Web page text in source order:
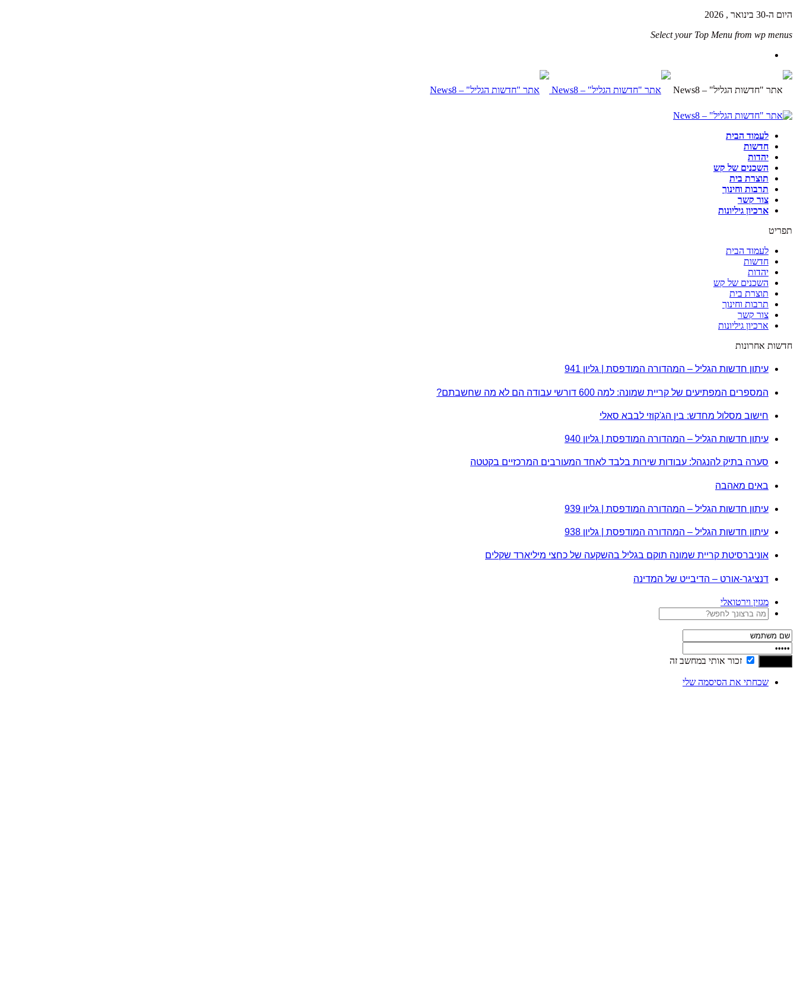
היום ה-30 בינואר , 2026
Select your Top Menu from wp menus
לעמוד הבית
חדשות
יהדות
השכנים של קש
תוצרת בית
תרבות וחינוך
צור קשר
ארכיון גיליונות
תפריט
לעמוד הבית
חדשות
יהדות
השכנים של קש
תוצרת בית
תרבות וחינוך
צור קשר
ארכיון גיליונות
חדשות אחרונות
עיתון חדשות הגליל – המהדורה המודפסת | גליון 941
המספרים המפתיעים של קריית שמונה: למה 600 דורשי עבודה הם לא מה שחשבתם?
חישוב מסלול מחדש: בין הג'קוזי לבבא סאלי
עיתון חדשות הגליל – המהדורה המודפסת | גליון 940
סערה בתיק להנגהל: עבודות שירות בלבד לאחד המעורבים המרכזיים בקטטה
באים מאהבה
עיתון חדשות הגליל – המהדורה המודפסת | גליון 939
עיתון חדשות הגליל – המהדורה המודפסת | גליון 938
אוניברסיטת קריית שמונה תוקם בגליל בהשקעה של כחצי מיליארד שקלים
דנציגר-אורט – הדיבייט של המדינה
מגזין וירטואלי
זכור אותי במחשב זה
שכחתי את הסיסמה שלי